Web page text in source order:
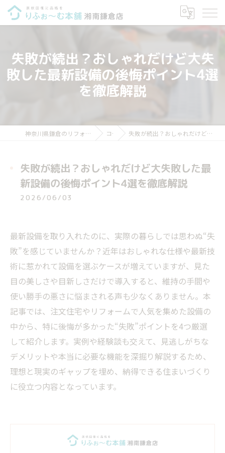
失敗が続出？おしゃれだけど大失
敗した最新設備の後悔ポイント4選
を徹底解説
神奈川県鎌倉のリフォームならりふぉ～む本舗 湘南鎌倉店 コラム 失敗が続出？おしゃれだけど大失敗した最新設備の後悔ポイント4選を徹底解説
失敗が続出？おしゃれだけど大失敗した最
新設備の後悔ポイント4選を徹底解説
2026/06/03
最新設備を取り入れたのに、実際の暮らしでは思わぬ“失
敗”を感じていませんか？近年はおしゃれな仕様や最新技
術に惹かれて設備を選ぶケースが増えていますが、見た
目の美しさや目新しさだけで導入すると、維持の手間や
使い勝手の悪さに悩まされる声も少なくありません。本
記事では、注文住宅やリフォームで人気を集めた設備の
中から、特に後悔が多かった“失敗”ポイントを4つ厳選
して紹介します。実例や経験談も交えて、見逃しがちな
デメリットや本当に必要な機能を深掘り解説するため、
理想と現実のギャップを埋め、納得できる住まいづくり
に役立つ内容となっています。